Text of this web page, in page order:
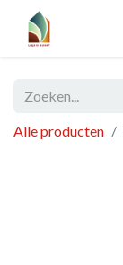
Alle producten